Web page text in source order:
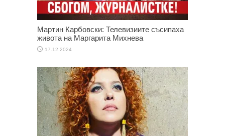
Мартин Карбовски: Телевизиите съсипаха
живота на Маргарита Михнева
17.12.2024